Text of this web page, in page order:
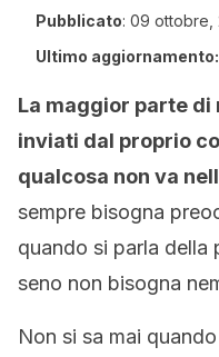
Pubblicato: 09 ottobre,
Ultimo aggiornamento:
La maggior parte
inviati dal proprio
qualcosa non va
sempre bisogna
quando si parla della
seno non bisogna
Non si sa mai